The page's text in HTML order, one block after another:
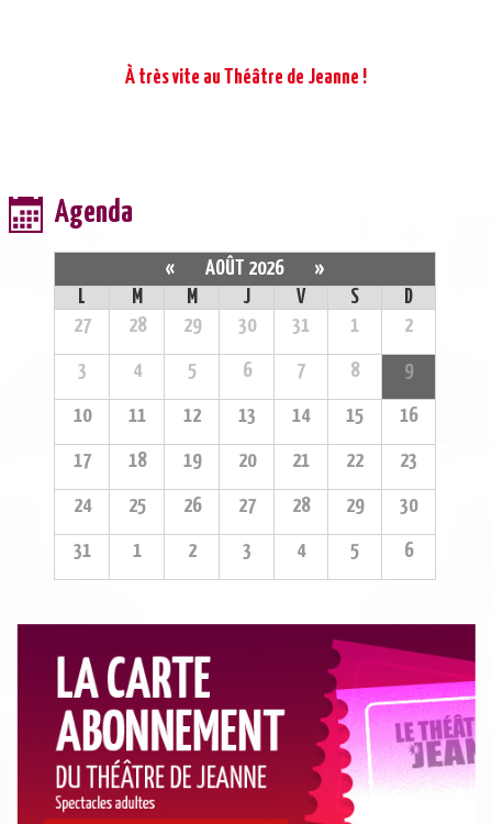
À très vite au Théâtre de Jeanne !
Agenda
« AOÛT 2026
»
L
M M J V S
D
27
28 29 30 31 1 2
3 4 5 6 7 8 9
10 11 12 13 14 15 16
17 18 19 20 21 22 23
24 25 26 27 28 29 30
31 1 2 3 4 5 6